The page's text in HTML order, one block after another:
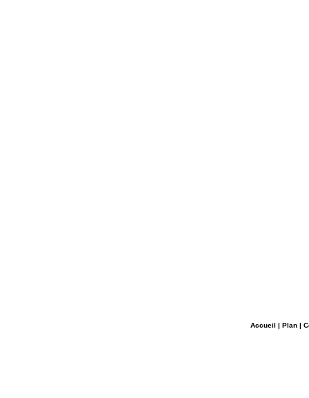
Accueil | Plan|